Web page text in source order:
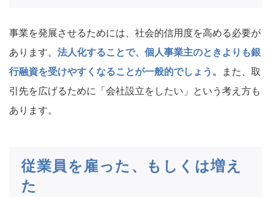
事業を発展させるためには、社会的信用度を高める必要が
あります。 法人化することで、個人事業主のときよりも銀
行融資を受けやすくなることが一般的でしょう。 また、取
引先を広げるために「会社設立をしたい」という考え方も
あります。
従業員を雇った、もしくは増え
た